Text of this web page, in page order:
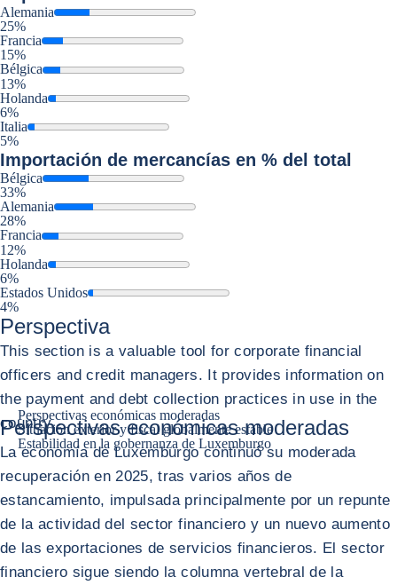
Alemania
25%
Francia
15%
Bélgica
13%
Holanda
6%
Italia
5%
Importación de mercancías en % del total
Bélgica
33%
Alemania
28%
Francia
12%
Holanda
6%
Estados Unidos
4%
Perspectiva
This section is a valuable tool for corporate financial
officers and credit managers. It provides information on
the payment and debt collection practices in use in the
country.
Perspectivas económicas moderadas
Situación exterior y fiscal globalmente estable
Estabilidad en la gobernanza de Luxemburgo
Perspectivas económicas moderadas
La economía de Luxemburgo continuó su moderada
recuperación en 2025, tras varios años de
estancamiento, impulsada principalmente por un repunte
de la actividad del sector financiero y un nuevo aumento
de las exportaciones de servicios financieros. El sector
financiero sigue siendo la columna vertebral de la